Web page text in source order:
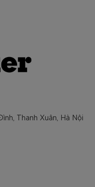
Thanh Xuân, Hà Nội